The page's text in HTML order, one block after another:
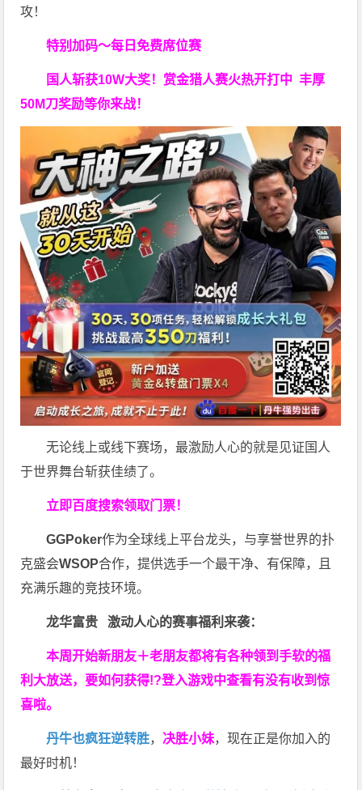
攻！
特别加码～每日免费席位赛
国人斩获10W大奖！ 赏金猎人赛火热开打中 丰厚
50M刀奖励等你来战！
无论线上或线下赛场，最激励人心的就是见证国人
于世界舞台斩获佳绩了。
立即百度搜索领取门票！
GGPoker作为全球线上平台龙头，与享誉世界的扑
克盛会WSOP合作，提供选手一个最干净、有保障，且
充满乐趣的竞技环境。
龙华富贵 激动人心的赛事福利来袭：
本周开始新朋友＋老朋友都将有各种领到手软的福
利大放送，要如何获得!?登入游戏中查看有没有收到惊
喜啦。
丹牛也疯狂逆转胜， 决胜小妹，现在正是你加入的
最好时机！